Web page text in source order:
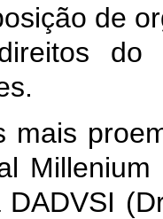
de
mais